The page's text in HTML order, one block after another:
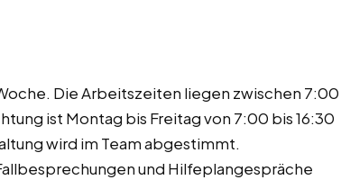
Die Arbeitszeiten liegen zwischen 7:00
ist Montag bis Freitag von 7:00 bis 16:30
wird im Team abgestimmt.
und Hilfeplangespräche